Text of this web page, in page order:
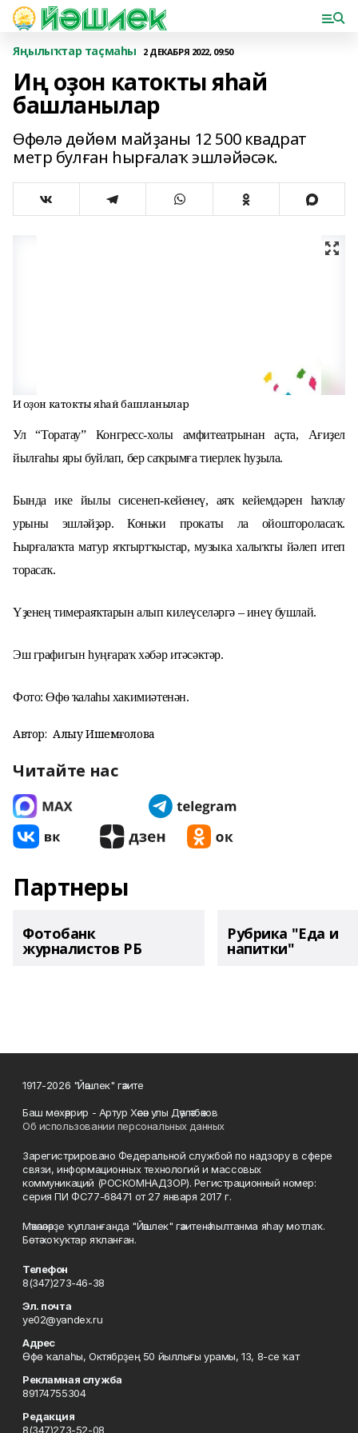
Яңылыҡтар таҫмаһы 2 ДЕКАБРЯ 2022, 09:50
Иң оҙон катокты яһай
башланылар
Өфөлә дөйөм майҙаны 12 500 квадрат
метр булған һырғалаҡ эшләйәсәк.
Иң оҙон катокты яһай башланылар
Ул “Торатау” Конгресс-холы амфитеатрынан аҫта, Ағиҙел
йылғаһы яры буйлап, бер саҡрымға тиерлек һуҙыла.
Бында ике йылы сисенеп-кейенеү, аяҡ кейемдәрен һаҡлау
урыны эшләйҙәр. Коньки прокаты ла ойоштороласаҡ.
Һырғалаҡта матур яҡтыртҡыстар, музыка халыҡты йәлеп итеп
торасаҡ.
Үҙенең тимераяҡтарын алып килеүселәргә – инеү бушлай.
Эш графигын һуңғараҡ хәбәр итәсәктәр.
Фото: Өфө ҡалаһы хакимиәтенән.
Автор: Алһыу Ишемғолова
Читайте нас
Партнеры
Фотобанк
журналистов РБ
Рубрика "Еда и
напитки"
1917-2026 "Йәшлек" гәзите
Баш мөхәррир - Артур Хәсән улы Дәүләтбәков
Об использовании персональных данных
Зарегистрировано Федеральной службой по надзору в сфере
связи, информационных технологий и массовых
коммуникаций (РОСКОМНАДЗОР). Регистрационный номер:
серия ПИ ФС77-68471 от 27 января 2017 г.
Мәҡәләләрҙе ҡулланғанда "Йәшлек" гәзитенә һылтанма яһау мотлаҡ.
Бөтә хоҡуҡтар яҡланған.
Телефон
8(347)273-46-38
Эл. почта
ye02@yandex.ru
Адрес
Өфө ҡалаһы, Октябрҙең 50 йыллығы урамы, 13, 8-се ҡат
Рекламная служба
89174755304
Редакция
8(347)273-52-08